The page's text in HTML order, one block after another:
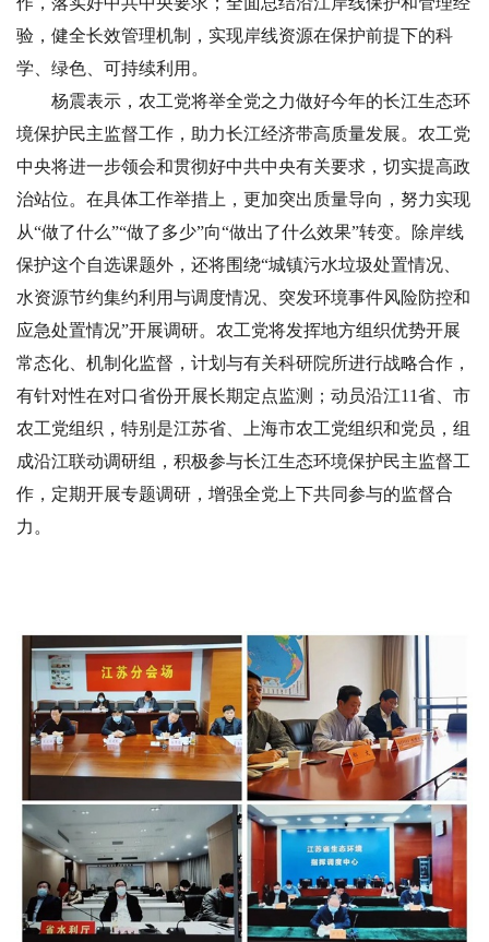
验，健全长效管理机制，实现岸线资源在保护前提下的科
学、绿色、可持续利用。
杨震表示，农工党将举全党之力做好今年的长江生态环
境保护民主监督工作，助力长江经济带高质量发展。农工党
中央将进一步领会和贯彻好中共中央有关要求，切实提高政
治站位。在具体工作举措上，更加突出质量导向，努力实现
从“做了什么”“做了多少”向“做出了什么效果”转变。除岸线
保护这个自选课题外，还将围绕“城镇污水垃圾处置情况、
水资源节约集约利用与调度情况、突发环境事件风险防控和
应急处置情况”开展调研。农工党将发挥地方组织优势开展
常态化、机制化监督，计划与有关科研院所进行战略合作，
有针对性在对口省份开展长期定点监测；动员沿江11省、市
农工党组织，特别是江苏省、上海市农工党组织和党员，组
成沿江联动调研组，积极参与长江生态环境保护民主监督工
作，定期开展专题调研，增强全党上下共同参与的监督合
力。